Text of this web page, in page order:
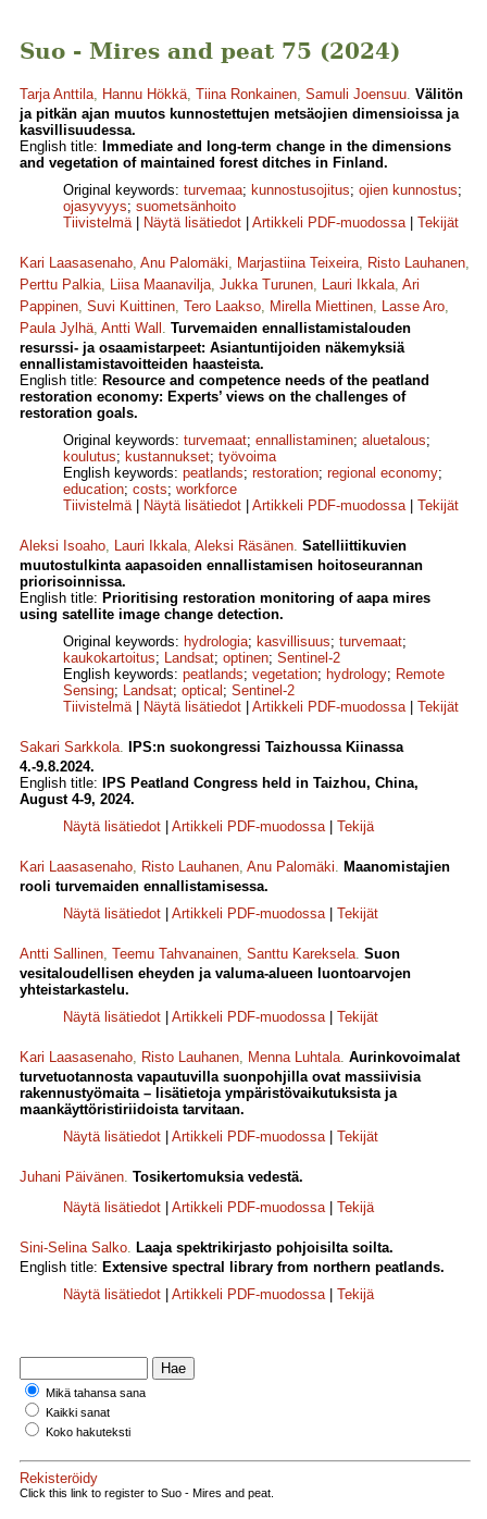
Suo - Mires and peat 75 (2024)
Tarja Anttila, Hannu Hökkä, Tiina Ronkainen, Samuli Joensuu. Välitön
ja pitkän ajan muutos kunnostettujen metsäojien dimensioissa ja
kasvillisuudessa.
English title: Immediate and long-term change in the dimensions
and vegetation of maintained forest ditches in Finland.
Original keywords: turvemaa; kunnostusojitus; ojien kunnostus;
ojasyvyys; suometsänhoito
Tiivistelmä| Näytä lisätiedot Artikkeli PDF-muodossa| Tekijät
Kari Laasasenaho, Anu Palomäki, Marjastiina Teixeira, Risto Lauhanen,
Perttu Palkia, Liisa Maanavilja, Jukka Turunen, Lauri Ikkala, Ari
Pappinen, Suvi Kuittinen, Tero Laakso, Mirella Miettinen, Lasse Aro,
Paula Jylhä, Antti Wall . Turvemaiden ennallistamistalouden
resurssi- ja osaamistarpeet: Asiantuntijoiden näkemyksiä
ennallistamistavoitteiden haasteista.
English title: Resource and competence needs of the peatland
restoration economy: Experts’ views on the challenges of
restoration goals.
Original keywords: turvemaat; ennallistaminen; aluetalous;
koulutus; kustannukset; työvoima
English keywords: peatlands; restoration; regional economy;
education; costs; workforce
Tiivistelmä| Näytä lisätiedot Artikkeli PDF-muodossa| Tekijät
Aleksi Isoaho, Lauri Ikkala, Aleksi Räsänen. Satelliittikuvien
muutostulkinta aapasoiden ennallistamisen hoitoseurannan
priorisoinnissa.
English title: Prioritising restoration monitoring of aapa mires
using satellite image change detection.
Original keywords: hydrologia; kasvillisuus; turvemaat;
kaukokartoitus; Landsat; optinen; Sentinel-2
English keywords: peatlands; vegetation; hydrology; Remote
Sensing; Landsat; optical ; Sentinel-2
Tiivistelmä| Näytä lisätiedot Artikkeli PDF-muodossa| Tekijät
Sakari Sarkkola.
IPS:n suokongressi Taizhoussa Kiinassa
4.-9.8.2024.
English title:
IPS Peatland Congress held in Taizhou, China,
August 4-9, 2024.
Näytä lisätiedot
Artikkeli PDF-muodossa| Tekijä
Kari Laasasenaho, Risto Lauhanen, Anu Palomäki. Maanomistajien
rooli turvemaiden ennallistamisessa.
Näytä lisätiedot
Artikkeli PDF-muodossa| Tekijät
Antti Sallinen, Teemu Tahvanainen, Santtu Kareksela. Suon
vesitaloudellisen eheyden ja valuma-alueen luontoarvojen
yhteistarkastelu.
Näytä lisätiedot
Artikkeli PDF-muodossa| Tekijät
Kari Laasasenaho, Risto Lauhanen, Menna Luhtala. Aurinkovoimalat
turvetuotannosta vapautuvilla suonpohjilla ovat massiivisia
rakennustyömaita – lisätietoja ympäristövaikutuksista ja
maankäyttöristiriidoista tarvitaan.
Näytä lisätiedot
Artikkeli PDF-muodossa| Tekijät
Juhani Päivänen. Tosikertomuksia vedestä.
Näytä lisätiedot
Artikkeli PDF-muodossa| Tekijä
Sini-Selina Salko. Laaja spektrikirjasto pohjoisilta soilta.
English title: Extensive spectral library from northern peatlands.
Näytä lisätiedot
Artikkeli PDF-muodossa| Tekijä
Mikä tahansa sana
Kaikki sanat
Koko hakuteksti
Rekisteröidy
Click this link to register to Suo - Mires and peat.